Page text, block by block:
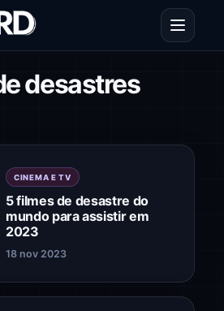
Abrir
desastres
CINEMA E TV
5 filmes de desastre do
mundo para assistir em
2023
18 nov 2023